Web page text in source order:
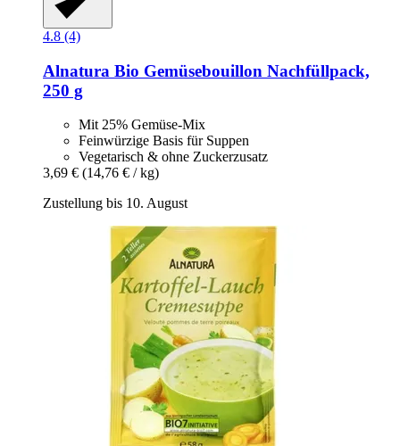
4.8 (4)
Alnatura Bio Gemüsebouillon Nachfüllpack,
250 g
Mit 25% Gemüse-Mix
Feinwürzige Basis für Suppen
Vegetarisch & ohne Zuckerzusatz
3,69 € (14,76 € / kg)
Zustellung bis 10. August